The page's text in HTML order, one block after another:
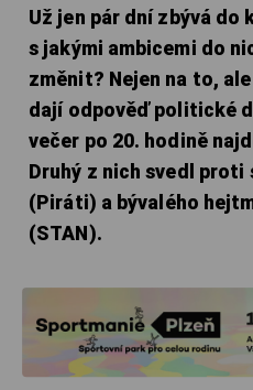
Už jen pár dní zbývá do
s jakými ambicemi do
změnit? Nejen na to,
dají odpověď politické
večer po 20. hodině
Druhý z nich svedl proti
(Piráti) a bývalého
(STAN).